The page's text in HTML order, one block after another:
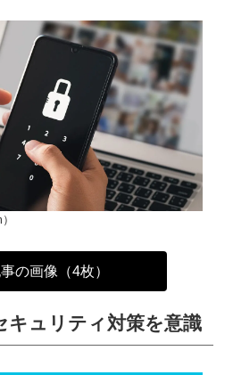
の画像（4枚）
キュリティ対策を意識